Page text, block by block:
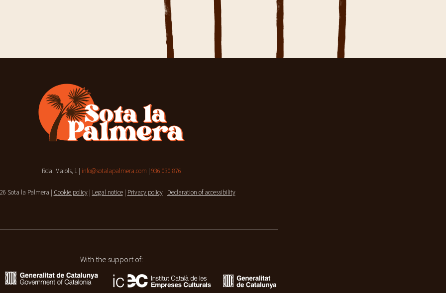
Rda. Maiols, 1 | info@sotalapalmera.com | 936 030 876
Sota la Palmera | Cookie policy | Legal notice | Privacy policy | Declaration of accessibility
With the support of: